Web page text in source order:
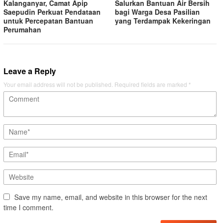
Kalanganyar, Camat Apip
Saepudin Perkuat Pendataan
untuk Percepatan Bantuan
Perumahan
Salurkan Bantuan Air Bersih
bagi Warga Desa Pasilian
yang Terdampak Kekeringan
Leave a Reply
Your email address will not be published. Required fields are marked *
Save my name, email, and website in this browser for the next
time I comment.